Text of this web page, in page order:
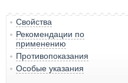
Свойства
Рекомендации по
применению
Противопоказания
Особые указания